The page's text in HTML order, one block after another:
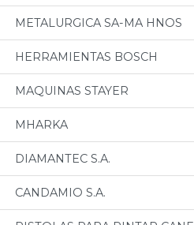
METALURGICA SA-MA HNOS
HERRAMIENTAS BOSCH
MAQUINAS STAYER
MHARKA
DIAMANTEC S.A.
CANDAMIO S.A.